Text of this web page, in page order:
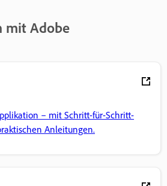
mit Adobe
– mit Schritt-für-Schritt-
Anleitungen.